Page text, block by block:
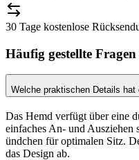
30 Tage kostenlose
Häufig gestellte
Welche praktischen Details hat
Das Hemd verfügt über eine
einfaches An- und
ündchen für optimalen Sitz.
das Design ab.